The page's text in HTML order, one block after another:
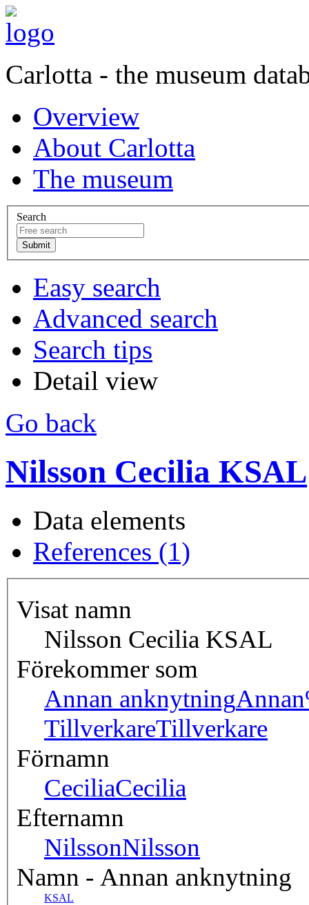
Carlotta - the museum
Overview
About Carlotta
The museum
Search
Easy search
Advanced search
Search tips
Detail view
Go back
Nilsson Cecilia KSAL
Data elements
References (1)
Visat namn
Nilsson Cecilia KSAL
Förekommer som
Annan anknytning
TillverkareTillverkare
Förnamn
CeciliaCecilia
Efternamn
NilssonNilsson
Namn - Annan anknytning
KSAL